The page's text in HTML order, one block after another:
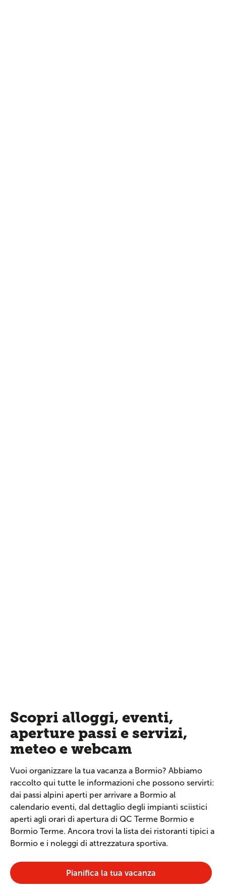
Scopri alloggi, eventi,
aperture passi e servizi,
meteo e webcam
Vuoi organizzare la tua vacanza a Bormio? Abbiamo
raccolto qui tutte le informazioni che possono servirti:
dai passi alpini aperti per arrivare a Bormio al
calendario eventi, dal dettaglio degli impianti sciistici
aperti agli orari di apertura di QC Terme Bormio e
Bormio Terme. Ancora trovi la lista dei ristoranti tipici a
Bormio e i noleggi di attrezzatura sportiva.
Pianifica la tua vacanza